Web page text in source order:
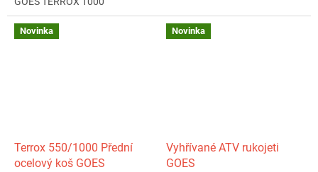
Novinka
Terrox 550/1000 Přední
ocelový koš GOES
Novinka
Vyhřívané ATV rukojeti
GOES